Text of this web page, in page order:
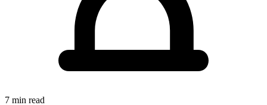
7 min read